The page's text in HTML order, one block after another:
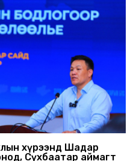
хүрээнд Шадар
Сүхбаатар аймагт